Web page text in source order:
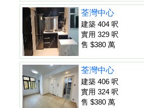
荃灣中心
建築 404 呎
實用 329 呎
售 $380 萬
荃灣中心
建築 406 呎
實用 324 呎
售 $380 萬